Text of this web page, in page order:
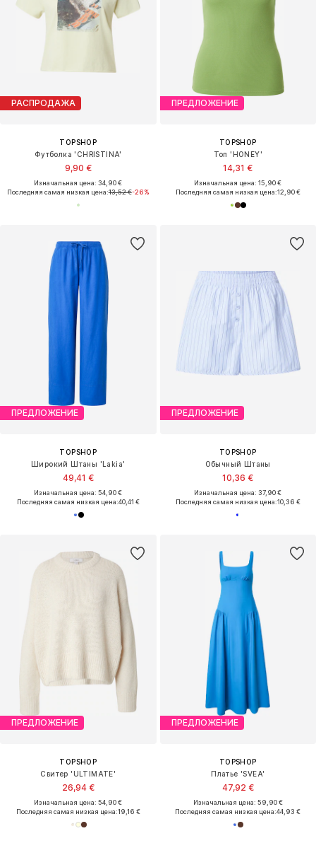
РАСПРОДАЖА
TOPSHOP
Футболка 'CHRISTINA'
9,90 €
Изначальная цена: 34,90 €
Последняя самая низкая цена:13,52 €-26%
ПРЕДЛОЖЕНИЕ
TOPSHOP
Топ 'HONEY'
14,31 €
Изначальная цена: 15,90 €
Последняя самая низкая цена:12,90 €
ПРЕДЛОЖЕНИЕ
TOPSHOP
Широкий Штаны 'Lakia'
49,41 €
Изначальная цена: 54,90 €
Последняя самая низкая цена:40,41 €
ПРЕДЛОЖЕНИЕ
TOPSHOP
Обычный Штаны
10,36 €
Изначальная цена: 37,90 €
Последняя самая низкая цена:10,36 €
ПРЕДЛОЖЕНИЕ
TOPSHOP
Свитер 'ULTIMATE'
26,94 €
Изначальная цена: 54,90 €
Последняя самая низкая цена:19,16 €
ПРЕДЛОЖЕНИЕ
TOPSHOP
Платье 'SVEA'
47,92 €
Изначальная цена: 59,90 €
Последняя самая низкая цена:44,93 €